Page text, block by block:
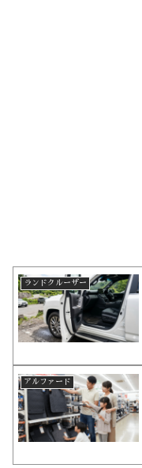
ランドクルーザー
アルファード